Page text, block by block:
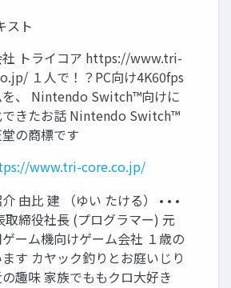
スト
社 トライコア https://www.tri-
１⼈で！？PC向け4K60fps
を、 Nintendo Switch™向けに
できたお話 Nintendo Switch™
の商標です
www.tri-core.co.jp/
由⽐ 建 （ゆい たける） • • •
取締役社⻑ (プログラマー) 元
ーム機向けゲーム会社 １歳の
す カヤック釣りとお庭いじり
趣味 家族でももクロ⼤好き